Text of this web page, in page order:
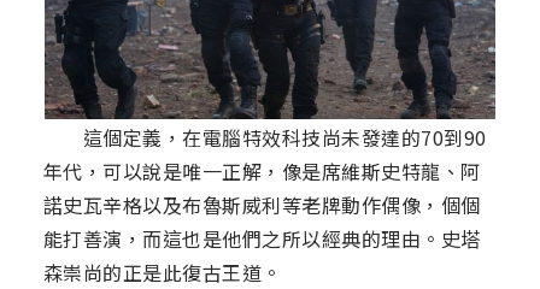
這個定義，在電腦特效科技尚未發達的70到90
年代，可以說是唯一正解，像是席維斯史特龍、阿
諾史瓦辛格以及布魯斯威利等老牌動作偶像，個個
能打善演，而這也是他們之所以經典的理由。史塔
森崇尚的正是此復古王道。